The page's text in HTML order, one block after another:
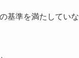
基準を満たしていな